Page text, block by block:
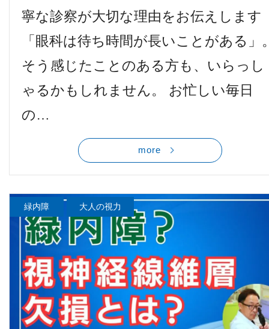
寧な診察が大切な理由をお伝えします
「眼科は待ち時間が長いことがある」
そう感じたことのある方も、いらっし
ゃるかもしれません。 お忙しい毎日
の…
more
緑内障 大人の視力